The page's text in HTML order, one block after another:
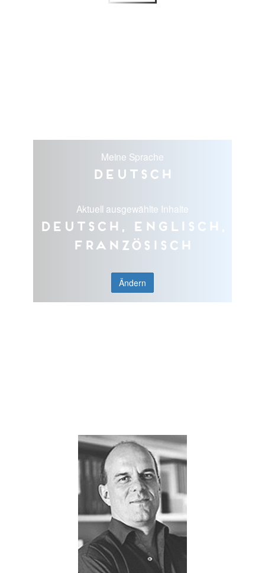
Meine Sprache
Deutsch
Aktuell ausgewählte Inhalte
Deutsch, Englisch,
Französisch
Ändern